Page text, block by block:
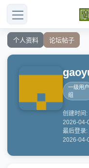
个人资料 论坛帖子
一级用户
组
创建时间:
2026-04-
最后登录:
2026-04-